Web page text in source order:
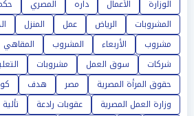
الوزارة
الأعمال داره المصري
المشروبات
الرياض عمل المنزل
مشروب
الأربعاء المشروب المقاهي
شركات
سوق العمل مشروبات
حقوق المرأة المصرية
مصر هدف
وزارة العمل المصرية
عقوبات رادعة تألية